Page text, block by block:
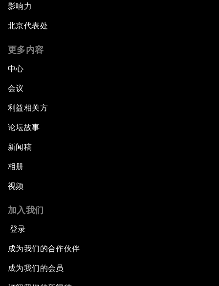
影响力
北京代表处
更多内容
中心
会议
利益相关方
论坛故事
新闻稿
相册
视频
加入我们
登录
成为我们的合作伙伴
成为我们的会员